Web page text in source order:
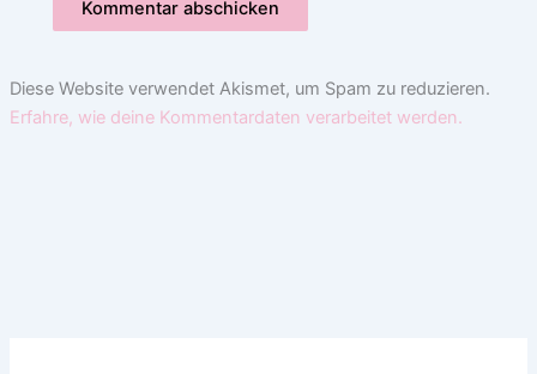
Diese Website verwendet Akismet, um Spam zu reduzieren.
Erfahre, wie deine Kommentardaten verarbeitet werden.